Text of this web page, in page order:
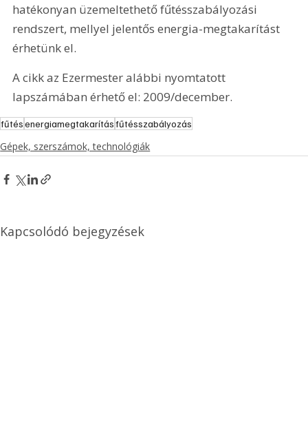
hatékonyan üzemeltethető fűtésszabályozási
rendszert, mellyel jelentős energia-megtakarítást
érhetünk el.
A cikk az Ezermester alábbi nyomtatott
lapszámában érhető el: 2009/december.
fűtésenergiamegtakarításfűtésszabályozás
Gépek, szerszámok, technológiák
Kapcsolódó bejegyzések